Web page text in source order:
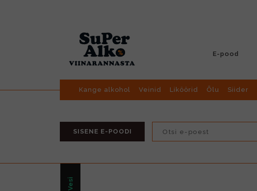
E-pood
Kange alkohol Veinid Liköörid Õlu Siider
SISENE E-POODI
Vesi